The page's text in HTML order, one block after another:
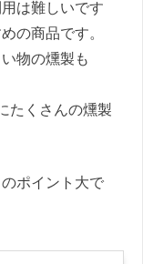
は難しいです
の商品です。
物の燻製も
たくさんの燻製
ポイント大で